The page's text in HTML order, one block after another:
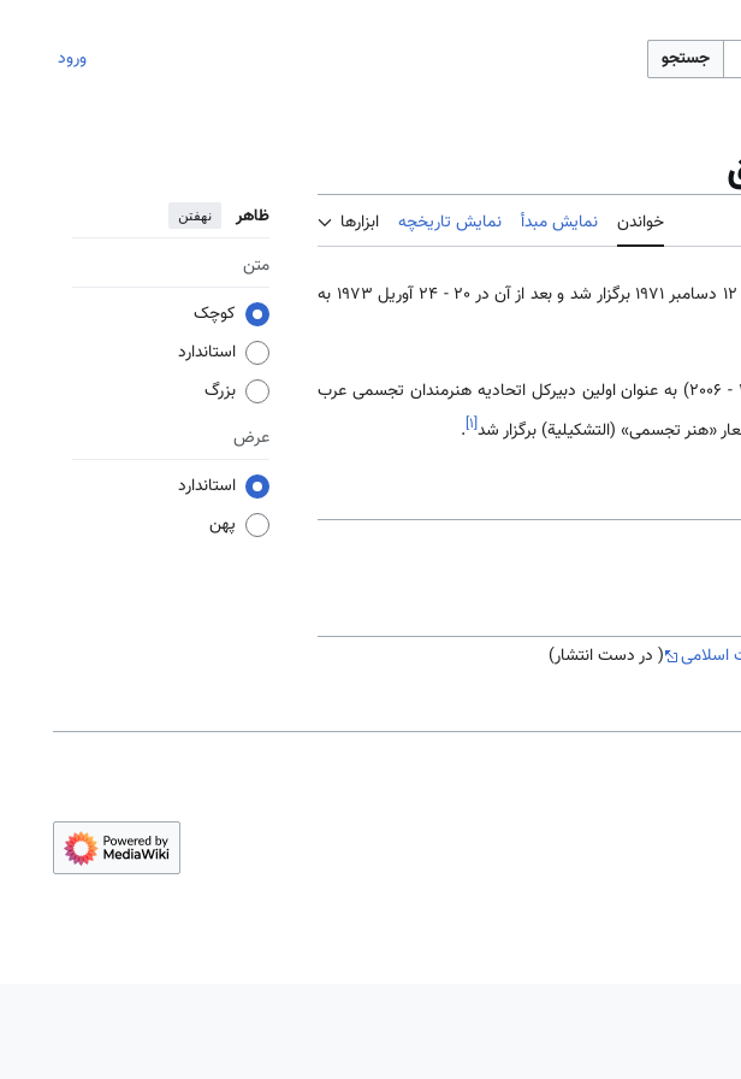
جستجو ورود
خواندن نمایش مبدأ نمایش تاریخچه ابزارها ظاهر نهفتن
متن
کوچک
استاندارد
بزرگ
عرض
استاندارد
پهن
با ابتکار «سندیکای هنر‌‌‌‌‌‌‌‌های زیبا» اولین کنفرانس هنر‌‌‌‌‌‌‌‌های زیبای عرب در دمشق در 6 - 12 دسامبر 1971 برگزار شد و بعد از آن در 20 - 24 آوریل 1973 به
از جمله نتایج کنفرانس در بغداد، انتخاب هنرمند فلسطینی «اسماعیل شموت» (1930 - 2006) به عنوان اولین دبیرکل اتحادیه هنرمندان تجسمی عرب
[۱]
.
اسلامی ( در دست انتشار)